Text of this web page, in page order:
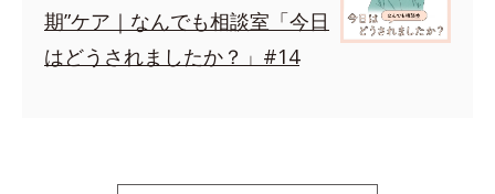
期”ケア｜なんでも相談室「今日
はどうされましたか？」#14